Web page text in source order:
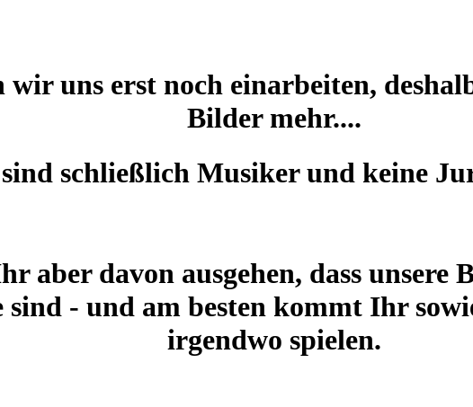
uns erst noch einarbeiten,
Bilder mehr....
schließlich Musiker und keine
aber davon ausgehen, dass unsere
- und am besten kommt Ihr
irgendwo spielen.